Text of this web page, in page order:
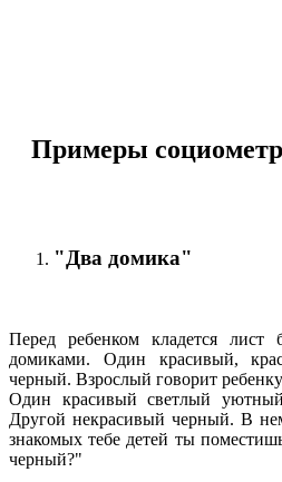
Примеры
"Два домика"
Перед ребенком кладется лист
домиками. Один красивый,
черный. Взрослый говорит
Один красивый светлый
Другой некрасивый черный. В
знакомых тебе детей ты
черный?"